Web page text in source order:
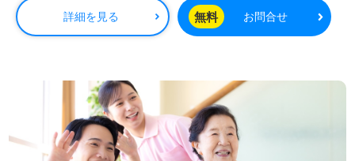
詳細を見る 無料 お問合せ